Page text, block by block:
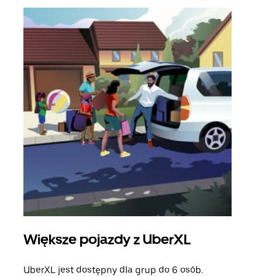
Większe pojazdy z UberXL
UberXL jest dostępny dla grup do 6 osób.